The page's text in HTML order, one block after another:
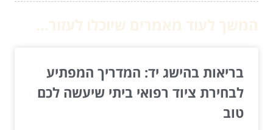
בריאות בהישג יד: המדריך המפתיע
לבחירת ציוד רפואי ביתי שיעשה לכם
טוב